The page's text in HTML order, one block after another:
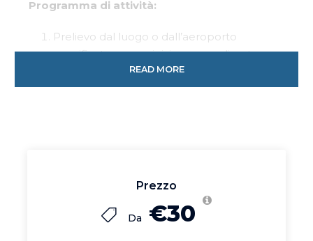
Prezzo
Da €30
Programma di attività:
Prelievo dal luogo o dall’aeroporto
specificato per un inizio personalizzato
della tua avventura.
Sali a bordo del tuo Party Bus privato,
altri tipi di alcolici o richiedere uno sconto
per un evento analcolico.
READ MORE